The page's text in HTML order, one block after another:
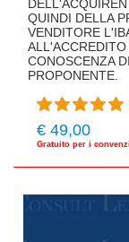
QUINDI DELLA
VENDITORE
CONOSCENZA
PROPONENTE.
€ 49,00
Gratuito per i